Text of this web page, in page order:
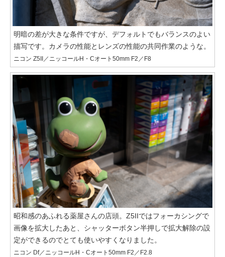
明暗の差が大きな条件ですが、デフォルトでもバランスのよい
描写です。カメラの性能とレンズの性能の共同作業のような。
ニコン Z5II／ニッコールH・Cオート50mm F2／F8
昭和感のあふれる薬屋さんの店頭。Z5IIではフォーカシングで
画像を拡大したあと、シャッターボタン半押しで拡大解除の設
定ができるのでとても使いやすくなりました。
ニコン Df／ニッコールH・Cオート50mm F2／F2.8